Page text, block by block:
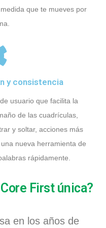
que te mueves por
y consistencia
usuario que facilita la
de las cuadrículas,
y soltar, acciones más
nueva herramienta de
rápidamente.
First única?
en los años de